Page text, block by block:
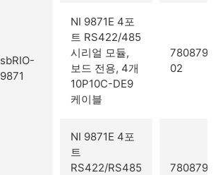
sbRIO-
9871
NI 9871E 4포
트 RS422/485
시리얼 모듈,
보드 전용, 4개
10P10C-DE9
케이블
780879-
02
NI 9871E 4포
트
RS422/RS485
780879-